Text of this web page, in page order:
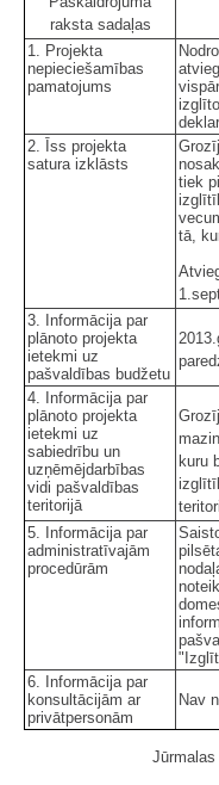
raksta sadaļas
1. Projekta
nepieciešamības
pamatojums
2. Īss projekta
satura izklāsts
tiek
tā,
3. Informācija par
plānoto projekta
ietekmi uz
pašvaldības budžetu
4. Informācija par
plānoto projekta
ietekmi uz
sabiedrību un
uzņēmējdarbības
vidi pašvaldības
teritorijā
kuru
5. Informācija par
administratīvajām
procedūrām
6. Informācija par
konsultācijām ar
privātpersonām
Nav